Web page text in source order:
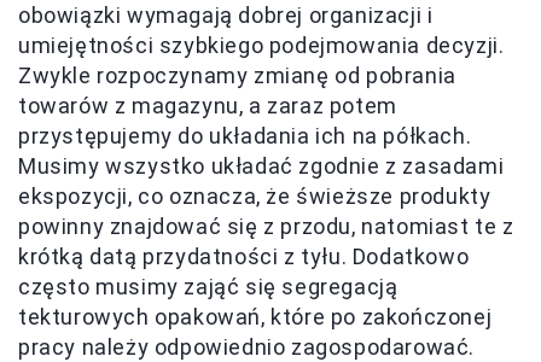
obowiązki wymagają dobrej organizacji i
umiejętności szybkiego podejmowania decyzji.
Zwykle rozpoczynamy zmianę od pobrania
towarów z magazynu, a zaraz potem
przystępujemy do układania ich na półkach.
Musimy wszystko układać zgodnie z zasadami
ekspozycji, co oznacza, że świeższe produkty
powinny znajdować się z przodu, natomiast te z
krótką datą przydatności z tyłu. Dodatkowo
często musimy zająć się segregacją
tekturowych opakowań, które po zakończonej
pracy należy odpowiednio zagospodarować.